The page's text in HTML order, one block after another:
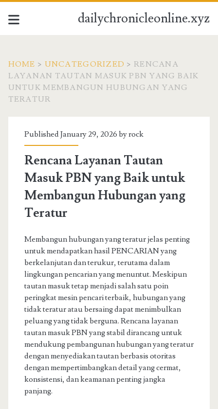
dailychronicleonline.xyz
HOME > UNCATEGORIZED >RENCANA
LAYANAN TAUTAN MASUK PBN YANG BAIK
UNTUK MEMBANGUN HUBUNGAN YANG
TERATUR
Published January 29, 2026 byrock
Rencana Layanan Tautan
Masuk PBN yang Baik untuk
Membangun Hubungan yang
Teratur
Membangun hubungan yang teratur jelas penting
untuk mendapatkan hasil PENCARIAN yang
berkelanjutan dan terukur, terutama dalam
lingkungan pencarian yang menuntut. Meskipun
tautan masuk tetap menjadi salah satu poin
peringkat mesin pencari terbaik, hubungan yang
tidak teratur atau bersaing dapat menimbulkan
peluang yang tidak berguna. Rencana layanan
tautan masuk PBN yang stabil dirancang untuk
mendukung pembangunan hubungan yang teratur
dengan menyediakan tautan berbasis otoritas
dengan mempertimbangkan detail yang cermat,
konsistensi, dan keamanan penting jangka
panjang.